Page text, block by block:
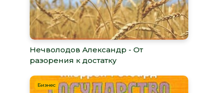
Нечволодов Александр - От
разорения к достатку
Бизнес